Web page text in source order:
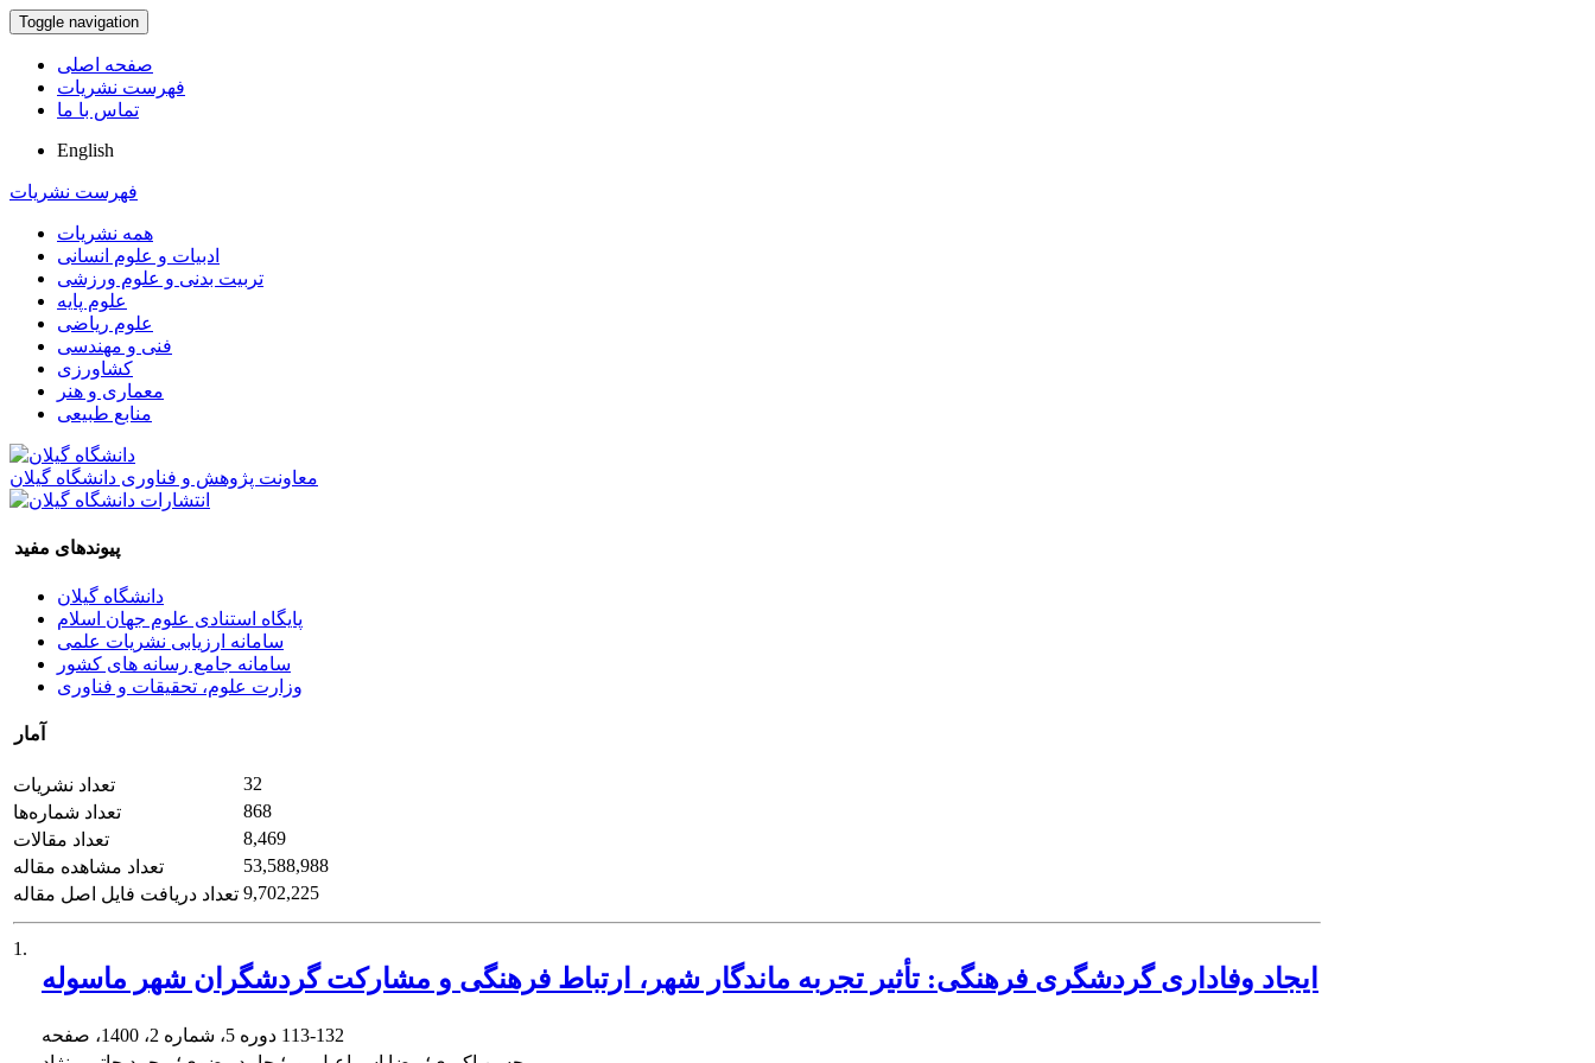
Toggle navigation
صفحه اصلی
فهرست نشریات
تماس با ما
English
فهرست نشریات
همه نشریات
ادبیات و علوم انسانی
تربیت بدنی و علوم ورزشی
علوم پایه
علوم ریاضی
فنی و مهندسی
کشاورزی
معماری و هنر
منابع طبیعی
معاونت پژوهش و فناوری دانشگاه گیلان
پیوندهای مفید
دانشگاه گیلان
پایگاه استنادی علوم جهان اسلام
سامانه ارزیابی نشریات علمی
سامانه جامع رسانه های کشور
وزارت علوم، تحقیقات و فناوری
آمار
تعداد نشریات
32
تعداد شماره‌ها
868
تعداد مقالات
8,469
تعداد مشاهده مقاله
53,588,988
تعداد دریافت فایل اصل مقاله 9,702,225
1.
ایجاد وفاداری گردشگری فرهنگی: تأثیر تجربه ماندگار شهر، ارتباط فرهنگی و مشارکت گردشگران شهر ماسوله
113-132